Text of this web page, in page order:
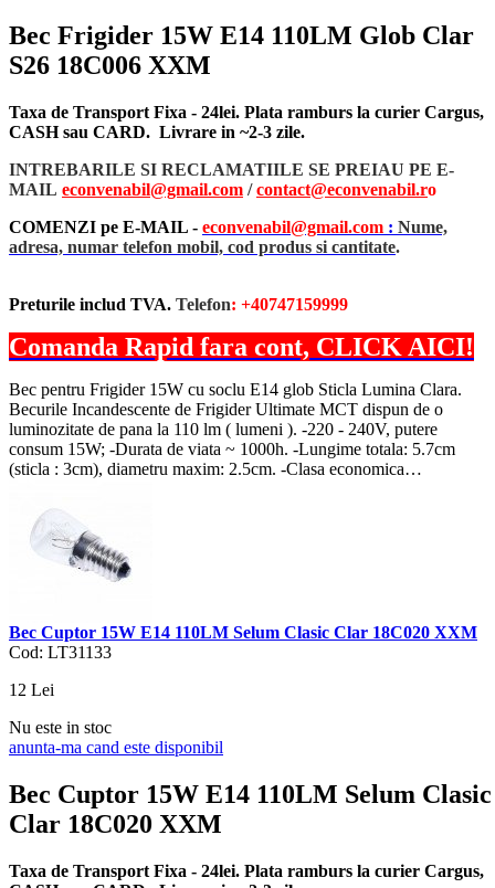
Bec Frigider 15W E14 110LM Glob Clar
S26 18C006 XXM
Taxa de Transport Fixa - 24lei. Plata ramburs la curier Cargus,
CASH sau CARD. Livrare in ~2-3 zile.
INTREBARILE SI RECLAMATIILE SE PREIAU PE E-
MAIL econvenabil@gmail.com /contact@econvenabil.ro
COMENZI pe E-MAIL - econvenabil@gmail.com : Nume,
adresa, numar telefon mobil, cod produs si cantitate.
Preturile includ TVA. Telefon: +40747159999
Comanda Rapid fara cont, CLICK AICI!
Bec pentru Frigider 15W cu soclu E14 glob Sticla Lumina Clara.
Becurile Incandescente de Frigider Ultimate MCT dispun de o
luminozitate de pana la 110 lm ( lumeni ). -220 - 240V, putere
consum 15W; -Durata de viata ~ 1000h. -Lungime totala: 5.7cm
(sticla : 3cm), diametru maxim: 2.5cm. -Clasa economica…
Bec Cuptor 15W E14 110LM Selum Clasic Clar 18C020 XXM
Cod: LT31133
12 Lei
Nu este in stoc
anunta-ma cand este disponibil
Bec Cuptor 15W E14 110LM Selum Clasic
Clar 18C020 XXM
Taxa de Transport Fixa - 24lei. Plata ramburs la curier Cargus,